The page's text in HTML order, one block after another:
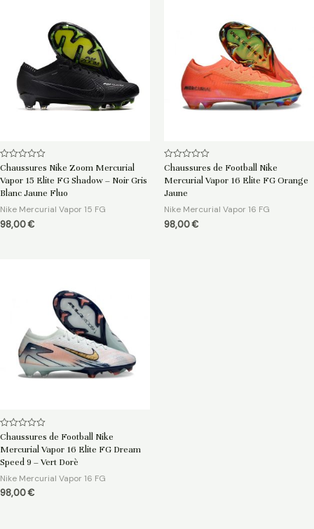
Note
sur
5
Chaussures Nike Zoom Mercurial
Vapor 15 Elite FG Shadow – Noir Gris
Blanc Jaune Fluo
Nike Mercurial Vapor 15 FG
98,00€
Note
sur
5
Chaussures de Football Nike
Mercurial Vapor 16 Elite FG Orange
Jaune
Nike Mercurial Vapor 16 FG
98,00€
Note
sur
5
Chaussures de Football Nike
Mercurial Vapor 16 Elite FG Dream
Speed 9 – Vert Dorè
Nike Mercurial Vapor 16 FG
98,00€